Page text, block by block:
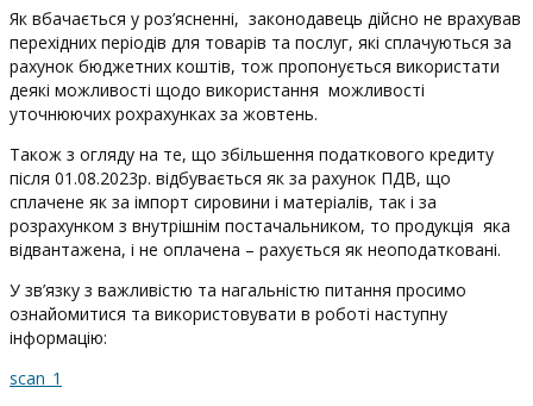
Як вбачається у роз’ясненні, законодавець дійсно не врахував
перехідних періодів для товарів та послуг, які сплачуються за
рахунок бюджетних коштів, тож пропонується використати
деякі можливості щодо використання можливості
уточнюючих рохрахунках за жовтень.
Також з огляду на те, що збільшення податкового кредиту
після 01.08.2023р. відбувається як за рахунок ПДВ, що
сплачене як за імпорт сировини і матеріалів, так і за
розрахунком з внутрішнім постачальником, то продукція яка
відвантажена, і не оплачена – рахується як неоподатковані.
У зв’язку з важливістю та нагальністю питання просимо
ознайомитися та використовувати в роботі наступну
інформацію:
scan_1